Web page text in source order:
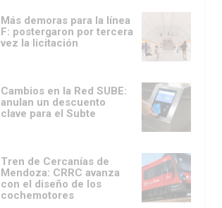
Más demoras para la línea
F: postergaron por tercera
vez la licitación
Cambios en la Red SUBE:
anulan un descuento
clave para el Subte
Tren de Cercanías de
Mendoza: CRRC avanza
con el diseño de los
cochemotores